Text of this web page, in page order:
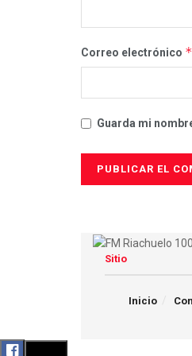
Correo electrónico *
Guarda mi
Sitio
Inicio